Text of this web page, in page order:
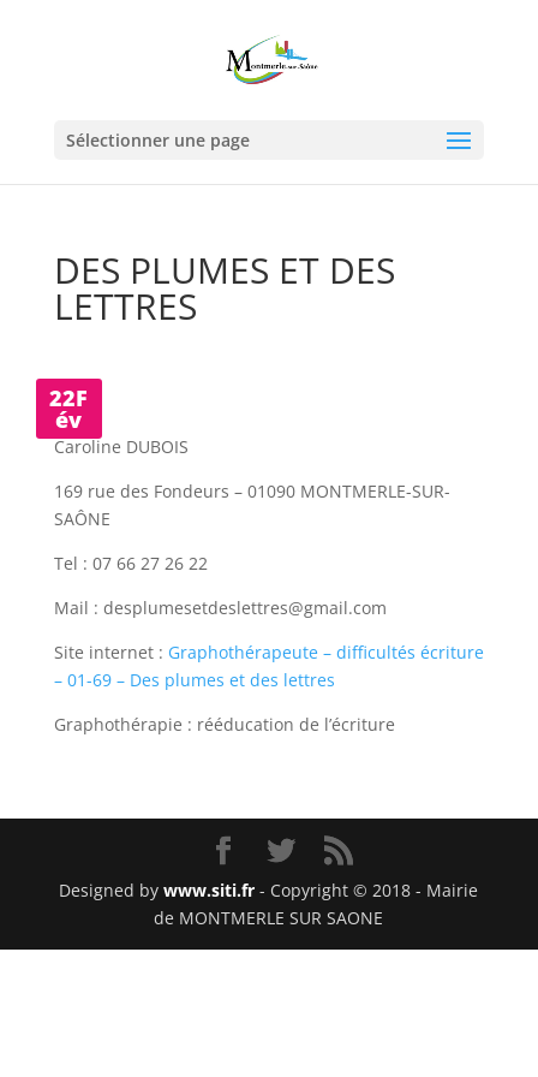
Sélectionner une page
DES PLUMES ET DES
LETTRES
22F
év
Caroline DUBOIS
169 rue des Fondeurs – 01090 MONTMERLE-SUR-
SAÔNE
Tel : 07 66 27 26 22
Mail : desplumesetdeslettres@gmail.com
Site internet : Graphothérapeute – difficultés écriture
– 01-69 – Des plumes et des lettres
Graphothérapie : rééducation de l’écriture
Designed bywww.siti.fr - Copyright © 2018 - Mairie
de MONTMERLE SUR SAONE